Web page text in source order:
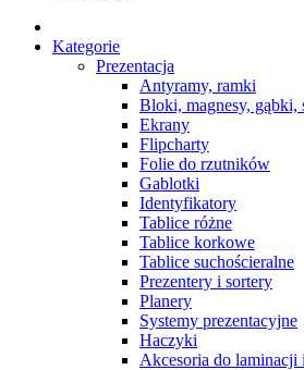
Kategorie
Prezentacja
Antyramy, ramki
Bloki, magnesy, gąbki,
Ekrany
Flipcharty
Folie do rzutników
Gablotki
Identyfikatory
Tablice różne
Tablice korkowe
Tablice suchościeralne
Prezentery i sortery
Planery
Systemy prezentacyjne
Haczyki
Akcesoria do laminacji